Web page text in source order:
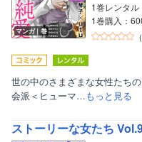
マンガ｜巻
1巻レンタル
1巻購入：
（
世の中のさまざまな女性たち
会派＜ヒューマ…もっと見る
ストーリーな女たち